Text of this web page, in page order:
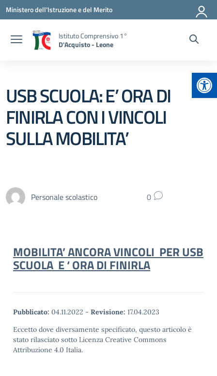
Vai ai contenuti
Vai al menu di navigazione
Vai al footer
Ministero dell'Istruzione e del Merito
Istituto Comprensivo 1°
D'Acquisto - Leone
USB SCUOLA: E’ ORA DI
FINIRLA CON I VINCOLI
SULLA MOBILITA’
Personale scolastico 0
MOBILITA’ ANCORA VINCOLI PER USB
SCUOLA E ‘ ORA DI FINIRLA
Pubblicato: 04.11.2022 - Revisione: 17.04.2023
Eccetto dove diversamente specificato, questo articolo è
stato rilasciato sotto Licenza Creative Commons
Attribuzione 4.0 Italia.